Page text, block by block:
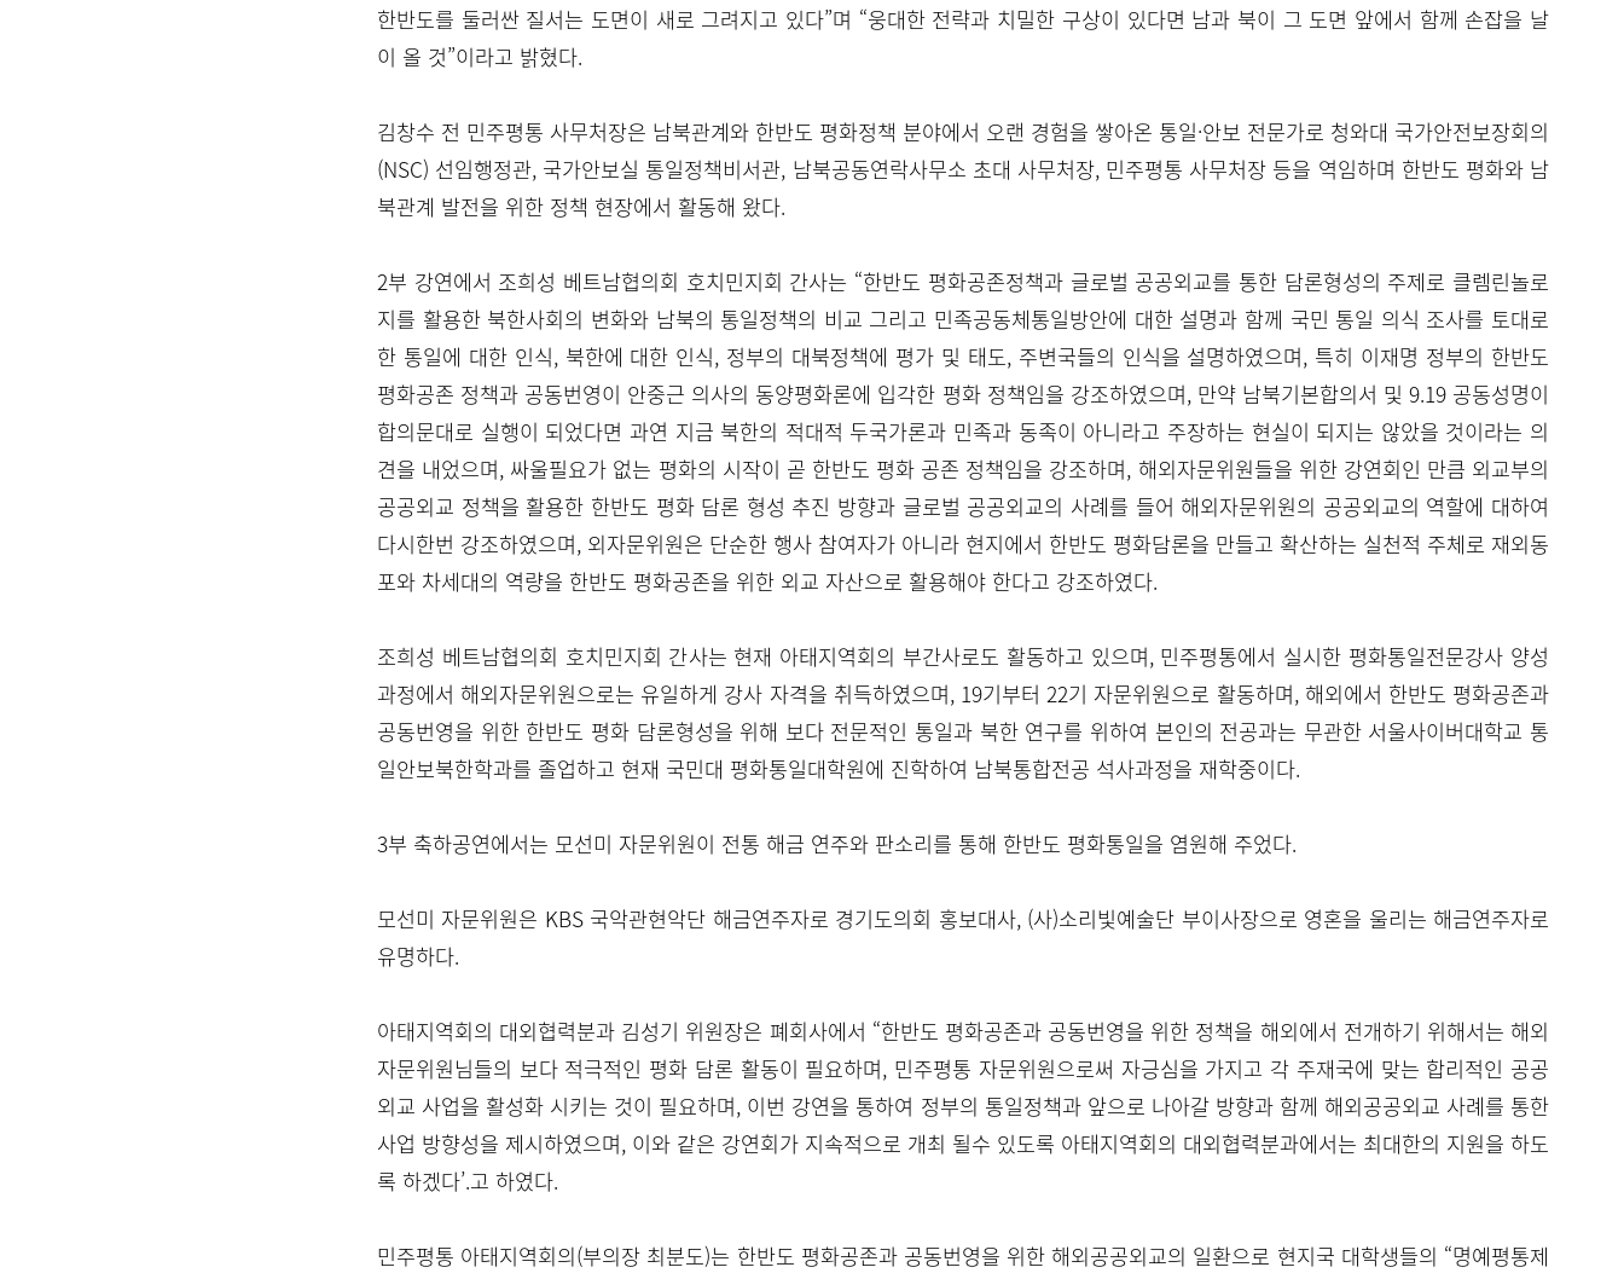
한반도를 둘러싼 질서는 도면이 새로 그려지고 있다”며 “웅대한 전략과 치밀한 구상이 있다면 남과 북이 그 도면 앞에서 함께 손잡을 날
이 올 것”이라고 밝혔다.
김창수 전 민주평통 사무처장은 남북관계와 한반도 평화정책 분야에서 오랜 경험을 쌓아온 통일·안보 전문가로 청와대 국가안전보장회의
(NSC) 선임행정관, 국가안보실 통일정책비서관, 남북공동연락사무소 초대 사무처장, 민주평통 사무처장 등을 역임하며 한반도 평화와 남
북관계 발전을 위한 정책 현장에서 활동해 왔다.
2부 강연에서 조희성 베트남협의회 호치민지회 간사는 “한반도 평화공존정책과 글로벌 공공외교를 통한 담론형성의 주제로 클렘린놀로
지를 활용한 북한사회의 변화와 남북의 통일정책의 비교 그리고 민족공동체통일방안에 대한 설명과 함께 국민 통일 의식 조사를 토대로
한 통일에 대한 인식, 북한에 대한 인식, 정부의 대북정책에 평가 및 태도, 주변국들의 인식을 설명하였으며, 특히 이재명 정부의 한반도
평화공존 정책과 공동번영이 안중근 의사의 동양평화론에 입각한 평화 정책임을 강조하였으며, 만약 남북기본합의서 및 9.19 공동성명이
합의문대로 실행이 되었다면 과연 지금 북한의 적대적 두국가론과 민족과 동족이 아니라고 주장하는 현실이 되지는 않았을 것이라는 의
견을 내었으며, 싸울필요가 없는 평화의 시작이 곧 한반도 평화 공존 정책임을 강조하며, 해외자문위원들을 위한 강연회인 만큼 외교부의
공공외교 정책을 활용한 한반도 평화 담론 형성 추진 방향과 글로벌 공공외교의 사례를 들어 해외자문위원의 공공외교의 역할에 대하여
다시한번 강조하였으며, 외자문위원은 단순한 행사 참여자가 아니라 현지에서 한반도 평화담론을 만들고 확산하는 실천적 주체로 재외동
포와 차세대의 역량을 한반도 평화공존을 위한 외교 자산으로 활용해야 한다고 강조하였다.
조희성 베트남협의회 호치민지회 간사는 현재 아태지역회의 부간사로도 활동하고 있으며, 민주평통에서 실시한 평화통일전문강사 양성
과정에서 해외자문위원으로는 유일하게 강사 자격을 취득하였으며, 19기부터 22기 자문위원으로 활동하며, 해외에서 한반도 평화공존과
공동번영을 위한 한반도 평화 담론형성을 위해 보다 전문적인 통일과 북한 연구를 위하여 본인의 전공과는 무관한 서울사이버대학교 통
일안보북한학과를 졸업하고 현재 국민대 평화통일대학원에 진학하여 남북통합전공 석사과정을 재학중이다.
3부 축하공연에서는 모선미 자문위원이 전통 해금 연주와 판소리를 통해 한반도 평화통일을 염원해 주었다.
모선미 자문위원은 KBS 국악관현악단 해금연주자로 경기도의회 홍보대사, (사)소리빛예술단 부이사장으로 영혼을 울리는 해금연주자로
유명하다.
아태지역회의 대외협력분과 김성기 위원장은 폐회사에서 “한반도 평화공존과 공동번영을 위한 정책을 해외에서 전개하기 위해서는 해외
자문위원님들의 보다 적극적인 평화 담론 활동이 필요하며, 민주평통 자문위원으로써 자긍심을 가지고 각 주재국에 맞는 합리적인 공공
외교 사업을 활성화 시키는 것이 필요하며, 이번 강연을 통하여 정부의 통일정책과 앞으로 나아갈 방향과 함께 해외공공외교 사례를 통한
사업 방향성을 제시하였으며, 이와 같은 강연회가 지속적으로 개최 될수 있도록 아태지역회의 대외협력분과에서는 최대한의 지원을 하도
록 하겠다’.고 하였다.
민주평통 아태지역회의(부의장 최분도)는 한반도 평화공존과 공동번영을 위한 해외공공외교의 일환으로 현지국 대학생들의 “명예평통제